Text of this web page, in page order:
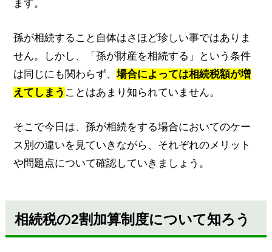
ます。
孫が相続すること自体はさほど珍しい事ではありま
せん。しかし、「孫が財産を相続する」という条件
は同じにも関わらず、 場合によっては相続税額が増
えてしまう ことはあまり知られていません。
そこで今日は、孫が相続をする場合においてのケー
ス別の違いを見ていきながら、それぞれのメリット
や問題点について確認していきましょう。
相続税の2割加算制度について知ろう